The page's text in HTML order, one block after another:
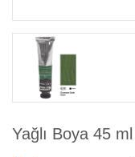
Yağlı Boya 45